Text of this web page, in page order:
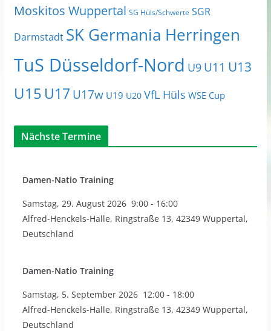
Moskitos Wuppertal SG Hüls/Schwerte SGR
Darmstadt SK Germania Herringen
TuS Düsseldorf-Nord U9 U11 U13
U15 U17 U17w U19 U20 VfL Hüls WSE Cup
Nächste Termine
Damen-Natio Training
Samstag, 29. August 2026 9:00- 16:00
Alfred-Henckels-Halle, Ringstraße 13, 42349 Wuppertal,
Deutschland
Damen-Natio Training
Samstag, 5. September 2026 12:00- 18:00
Alfred-Henckels-Halle, Ringstraße 13, 42349 Wuppertal,
Deutschland